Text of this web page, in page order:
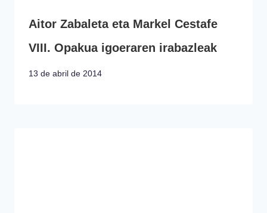
Aitor Zabaleta eta Markel Cestafe
VIII. Opakua igoeraren irabazleak
13 de abril de 2014